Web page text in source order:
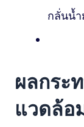
กลั่นน้
ผลกระ
แวดล้อ